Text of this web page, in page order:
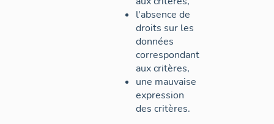
l'absence de
droits sur les
données
correspondant
aux critères,
une mauvaise
expression
des critères.